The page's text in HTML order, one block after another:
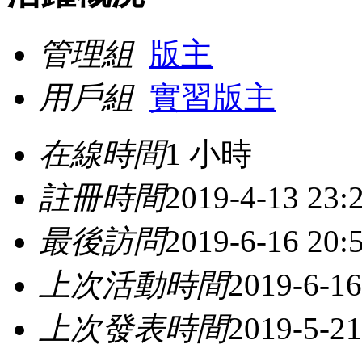
管理組 版主
用戶組 實習版主
在線時間1 小時
註冊時間2019-4-13
最後訪問2019-6-16
上次活動時間2019-6-
上次發表時間2019-5-